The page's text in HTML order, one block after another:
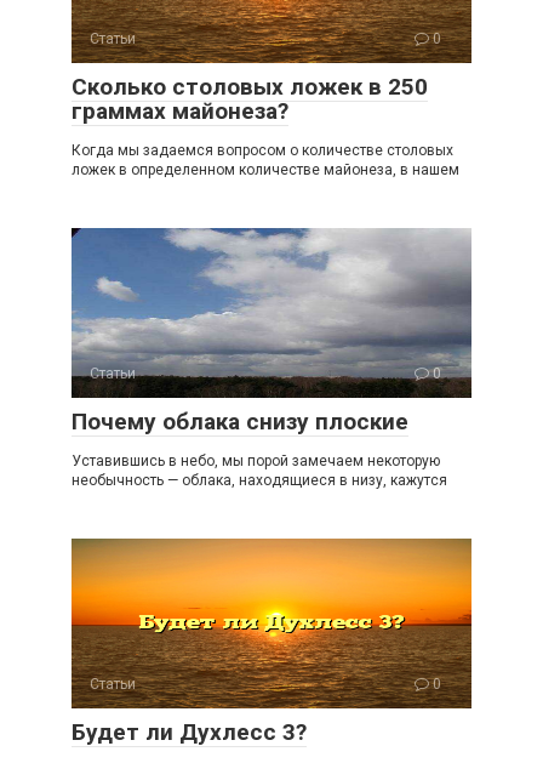
Статьи 0
Сколько столовых ложек в 250
граммах майонеза?
Когда мы задаемся вопросом о количестве столовых
ложек в определенном количестве майонеза, в нашем
Статьи 0
Почему облака снизу плоские
Уставившись в небо, мы порой замечаем некоторую
необычность — облака, находящиеся в низу, кажутся
Статьи 0
Будет ли Духлесс 3?